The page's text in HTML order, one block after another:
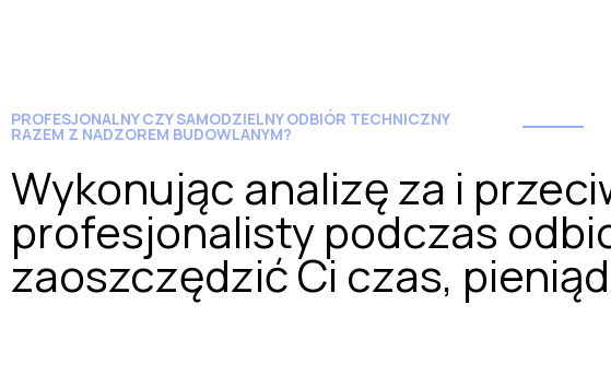
PROFESJONALNY CZY SAMODZIELNY ODBIÓR TECHNICZNY
RAZEM Z NADZOREM BUDOWLANYM?
Wykonując analizę za i
profesjonalisty podczas
zaoszczędzić Ci czas,